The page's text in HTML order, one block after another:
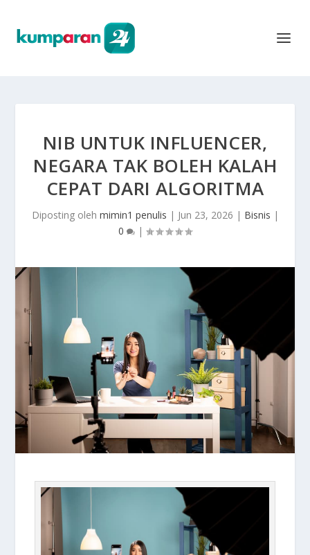
NIB UNTUK INFLUENCER,
NEGARA TAK BOLEH KALAH
CEPAT DARI ALGORITMA
Diposting oleh mimin1 penulis | Jun 23, 2026 | Bisnis |
0
|